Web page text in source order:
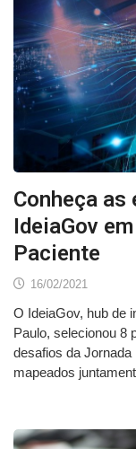
Conheça
IdeiaGov
Paciente
16/02/2021
O IdeiaGov, hub de
Paulo, selecionou 8
desafios da Jornada
mapeados